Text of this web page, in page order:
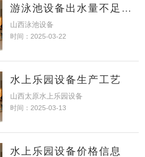
游泳池设备出水量不足怎么办？
山西泳池设备​
时间：2025-03-22
水上乐园设备生产工艺
山西太原水上乐园设备
时间：2025-03-13
水上乐园设备价格信息